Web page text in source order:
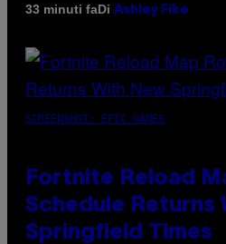
33 minuti faDi Ashley Fike
SCREENSHOT: EPIC GAMES
Fortnite Reload
Schedule Returns
Springfield Times